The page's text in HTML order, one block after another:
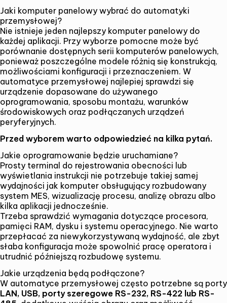
Jaki komputer panelowy wybrać do automatyki
przemysłowej?
Nie istnieje jeden najlepszy komputer panelowy do
każdej aplikacji. Przy wyborze pomocne może być
porównanie dostępnych serii komputerów panelowych,
ponieważ poszczególne modele różnią się konstrukcją,
możliwościami konfiguracji i przeznaczeniem. W
automatyce przemysłowej najlepiej sprawdzi się
urządzenie dopasowane do używanego
oprogramowania, sposobu montażu, warunków
środowiskowych oraz podłączanych urządzeń
peryferyjnych.
Przed wyborem warto odpowiedzieć na kilka pytań.
Jakie oprogramowanie będzie uruchamiane?
Prosty terminal do rejestrowania obecności lub
wyświetlania instrukcji nie potrzebuje takiej samej
wydajności jak komputer obsługujący rozbudowany
system MES, wizualizację procesu, analizę obrazu albo
kilka aplikacji jednocześnie.
Trzeba sprawdzić wymagania dotyczące procesora,
pamięci RAM, dysku i systemu operacyjnego. Nie warto
przepłacać za niewykorzystywaną wydajność, ale zbyt
słaba konfiguracja może spowolnić pracę operatora i
utrudnić późniejszą rozbudowę systemu.
Jakie urządzenia będą podłączone?
W automatyce przemysłowej często potrzebne są porty
LAN, USB, porty szeregowe RS-232, RS-422 lub RS-